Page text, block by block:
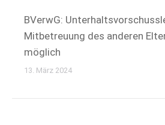
BVerwG:
Mitbetreuung des anderen
möglich
13. März 2024